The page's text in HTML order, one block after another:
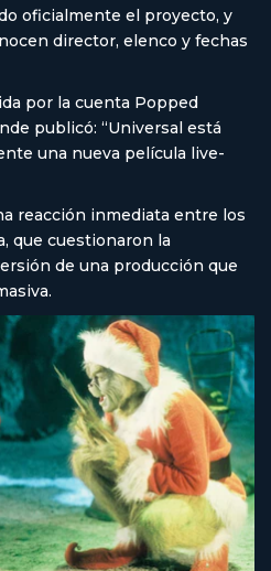
oficialmente el proyecto, y
director, elenco y fechas
por la cuenta Popped
publicó: “Universal está
una nueva película live-
reacción inmediata entre los
que cuestionaron la
de una producción que